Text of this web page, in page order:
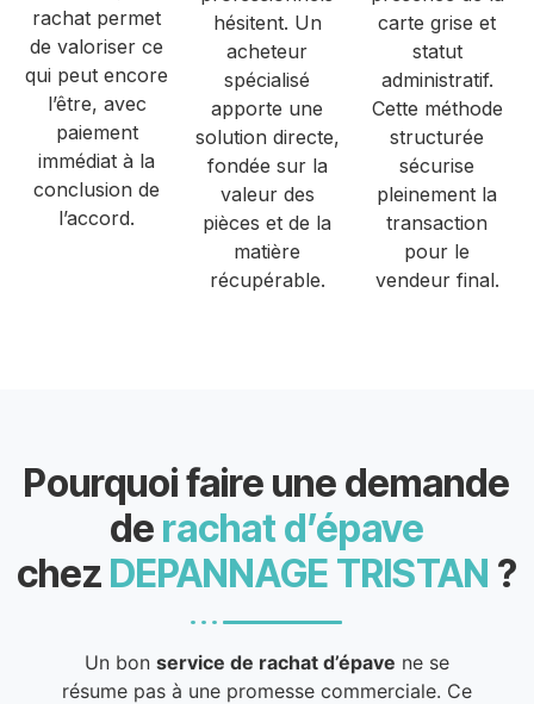
rachat permet
de valoriser ce
qui peut encore
l’être, avec
paiement
immédiat à la
conclusion de
l’accord.
hésitent. Un
acheteur
spécialisé
apporte une
solution directe,
fondée sur la
valeur des
pièces et de la
matière
récupérable.
carte grise et
statut
administratif.
Cette méthode
structurée
sécurise
pleinement la
transaction
pour le
vendeur final.
Pourquoi faire une demande
de rachat d’épave
chez DEPANNAGE TRISTAN ?
Un bon service de rachat d’épave ne se
résume pas à une promesse commerciale. Ce